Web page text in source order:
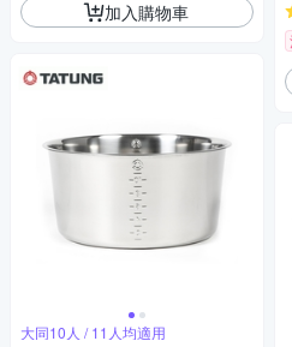
加入購物車
大同10人 / 11人均適用